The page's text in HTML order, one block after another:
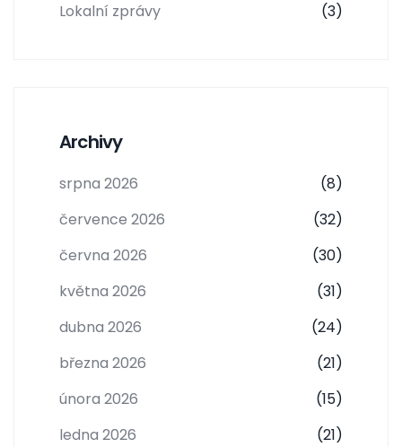
Lokalní zprávy
(3)
Archivy
srpna 2026
(8)
července 2026
(32)
června 2026
(30)
května 2026
(31)
dubna 2026
(24)
března 2026
(21)
února 2026
(15)
ledna 2026
(21)